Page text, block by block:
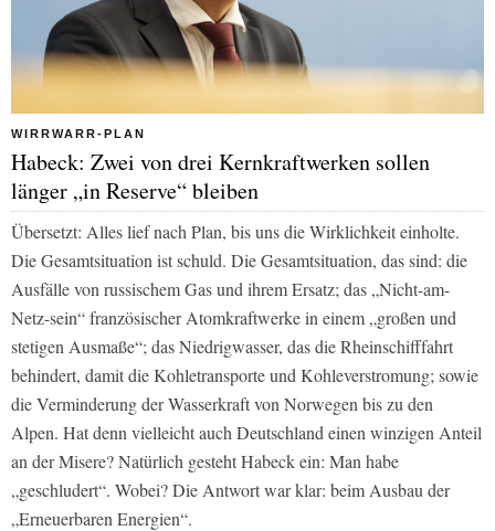
WIRRWARR-PLAN
Habeck: Zwei von drei Kernkraftwerken sollen
länger „in Reserve“ bleiben
Übersetzt: Alles lief nach Plan, bis uns die Wirklichkeit einholte.
Die Gesamtsituation ist schuld. Die Gesamtsituation, das sind: die
Ausfälle von russischem Gas und ihrem Ersatz; das „Nicht-am-
Netz-sein“ französischer Atomkraftwerke in einem „großen und
stetigen Ausmaße“; das Niedrigwasser, das die Rheinschifffahrt
behindert, damit die Kohletransporte und Kohleverstromung; sowie
die Verminderung der Wasserkraft von Norwegen bis zu den
Alpen. Hat denn vielleicht auch Deutschland einen winzigen Anteil
an der Misere? Natürlich gesteht Habeck ein: Man habe
„geschludert“. Wobei? Die Antwort war klar: beim Ausbau der
„Erneuerbaren Energien“.